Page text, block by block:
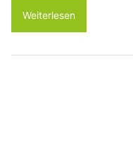
Weiterlesen